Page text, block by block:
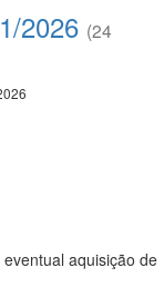
2026 (24
aquisição de